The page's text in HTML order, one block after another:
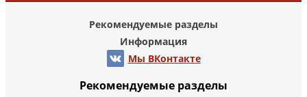
Рекомендуемые разделы
Информация
Мы ВКонтакте
Рекомендуемые разделы